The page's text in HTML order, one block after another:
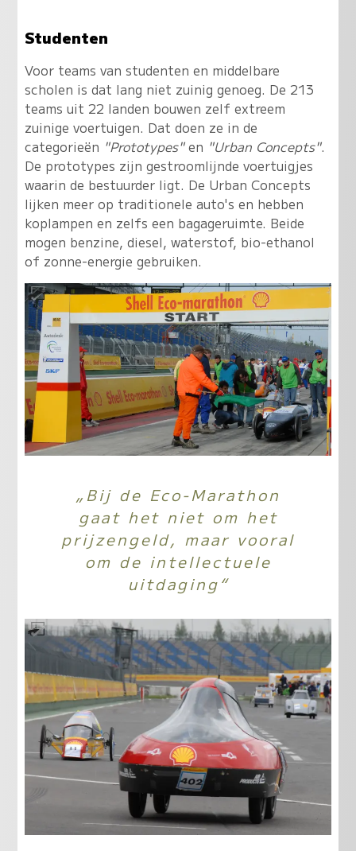
Studenten
Voor teams van studenten en middelbare
scholen is dat lang niet zuinig genoeg. De 213
teams uit 22 landen bouwen zelf extreem
zuinige voertuigen. Dat doen ze in de
categorieën "Prototypes"en "Urban Concepts".
De prototypes zijn gestroomlijnde voertuigjes
waarin de bestuurder ligt. De Urban Concepts
lijken meer op traditionele auto's en hebben
koplampen en zelfs een bagageruimte. Beide
mogen benzine, diesel, waterstof, bio-ethanol
of zonne-energie gebruiken.
„Bij de Eco-Marathon
gaat het niet om het
prijzengeld, maar vooral
om de intellectuele
uitdaging“